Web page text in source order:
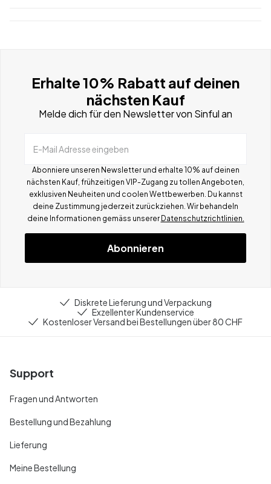
Erhalte 10% Rabatt auf deinen
nächsten Kauf
Melde dich für den Newsletter von Sinful an
E-Mail Adresse eingeben
Abonniere unseren Newsletter und erhalte 10% auf deinen
nächsten Kauf, frühzeitigen VIP-Zugang zu tollen Angeboten,
exklusiven Neuheiten und coolen Wettbewerben. Du kannst
deine Zustimmung jederzeit zurückziehen. Wir behandeln
deine Informationen gemäss unserer Datenschutzrichtlinien.
Abonnieren
Diskrete Lieferung und Verpackung
Exzellenter Kundenservice
Kostenloser Versand bei Bestellungen über 80 CHF
Support
Fragen und Antworten
Bestellung und Bezahlung
Lieferung
Meine Bestellung